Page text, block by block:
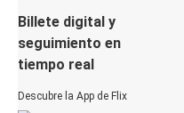
Billete digital y
seguimiento en
tiempo real
Descubre la App de Flix